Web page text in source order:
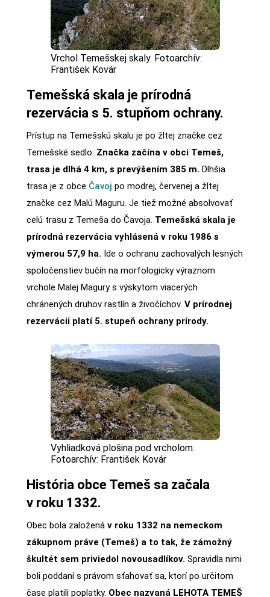
Vrchol Temešskej skaly. Fotoarchív:
František Kovár
Temešská skala je prírodná
rezervácia s 5. stupňom ochrany.
Prístup na Temešskú skalu je po žltej značke cez
Temešské sedlo. Značka začína v obci Temeš,
trasa je dlhá 4 km, s prevýšením 385 m. Dlhšia
trasa je z obce Čavoj po modrej, červenej a žltej
značke cez Malú Maguru. Je tiež možné absolvovať
celú trasu z Temeša do Čavoja. Temešská skala je
prírodná rezervácia vyhlásená v roku 1986 s
výmerou 57,9 ha. Ide o ochranu zachovalých lesných
spoločenstiev bučín na morfologicky výraznom
vrchole Malej Magury s výskytom viacerých
chránených druhov rastlín a živočíchov. V prírodnej
rezervácii platí 5. stupeň ochrany prírody.
Vyhliadková plošina pod vrcholom.
Fotoarchív: František Kovár
História obce Temeš sa začala
v roku 1332.
Obec bola založená v roku 1332 na nemeckom
zákupnom práve (Temeš) a to tak, že zámožný
škultét sem priviedol novousadlíkov. Spravidla nimi
boli poddaní s právom sťahovať sa, ktorí po určitom
čase platili poplatky. Obec nazvaná LEHOTA TEMEŠ